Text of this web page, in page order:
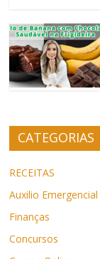
CATEGORIAS
RECEITAS
Auxilio Emergencial
Finanças
Concursos